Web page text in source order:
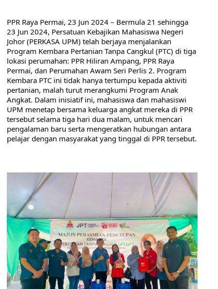
PPR Raya Permai, 23 Jun 2024 – Bermula 21 sehingga
23 Jun 2024, Persatuan Kebajikan Mahasiswa Negeri
Johor (PERKASA UPM) telah berjaya menjalankan
Program Kembara Pertanian Tanpa Cangkul (PTC) di tiga
lokasi perumahan: PPR Hiliran Ampang, PPR Raya
Permai, dan Perumahan Awam Seri Perlis 2. Program
Kembara PTC ini tidak hanya tertumpu kepada aktiviti
pertanian, malah turut merangkumi Program Anak
Angkat. Dalam inisiatif ini, mahasiswa dan mahasiswi
UPM menetap bersama keluarga angkat mereka di PPR
tersebut selama tiga hari dua malam, untuk mencari
pengalaman baru serta mengeratkan hubungan antara
pelajar dengan masyarakat yang tinggal di PPR tersebut.